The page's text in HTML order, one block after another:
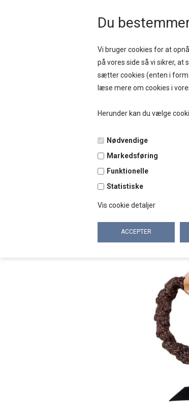
Du
Vi bruger cookies for at
på vores side så vi sikrer,
sætter cookies (enten i form
læse mere om cookies i
Herunder kan du vælge
Nødvendige
Markedsføring
Funktionelle
Statistiske
Vis cookie detaljer